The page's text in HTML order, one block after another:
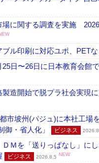
に関する調査を実施
ル印刷に対応ユポ、PET
日〜26日に日本教育会館
造開始で脱プラ社会実現
市坡州(パジュ)に本社工
御・省人化」
ビジネス
Ｍを「送りっぱなし」に
ビジネス 2026.8.5 NEW